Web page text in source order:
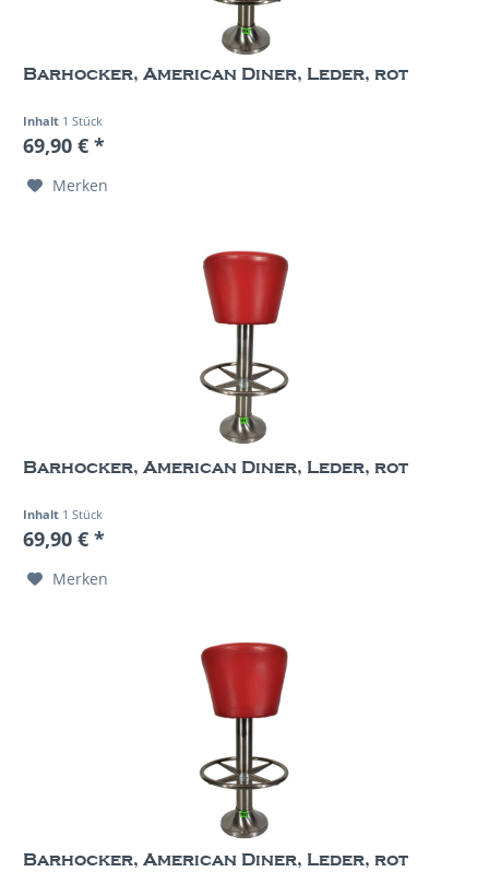
Barhocker, American Diner, Leder, rot
Inhalt 1 Stück
69,90 € *
Merken
Barhocker, American Diner, Leder, rot
Inhalt 1 Stück
69,90 € *
Merken
Barhocker, American Diner, Leder, rot